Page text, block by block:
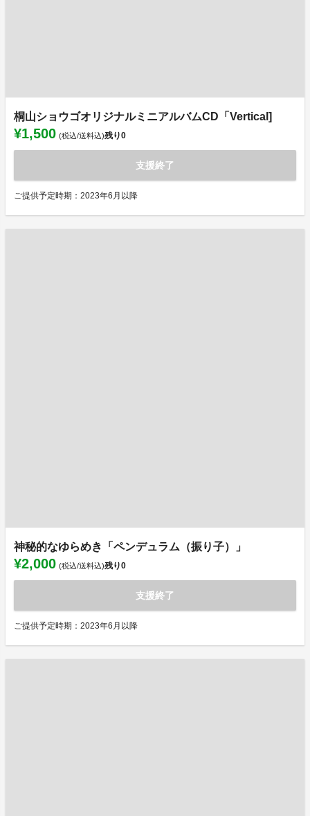
桐山ショウゴオリジナルミニアルバムCD「Vertical]
¥1,500 (税込/送料込)残り0
支援終了
ご提供予定時期：2023年6月以降
神秘的なゆらめき「ペンデュラム（振り子）」
¥2,000 (税込/送料込)残り0
支援終了
ご提供予定時期：2023年6月以降